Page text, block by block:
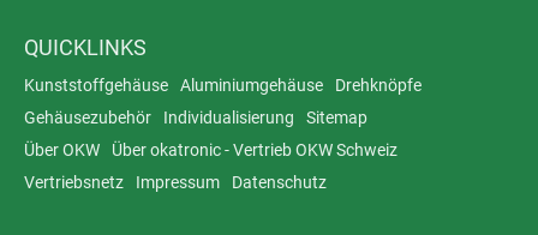
QUICKLINKS
Kunststoffgehäuse Aluminiumgehäuse
Drehknöpfe
Gehäusezubehör
Individualisierung
Sitemap
Über OKW
Über okatronic - Vertrieb OKW Schweiz
Vertriebsnetz
Impressum Datenschutz